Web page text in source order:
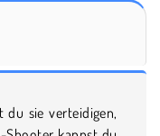
du sie verteidigen,